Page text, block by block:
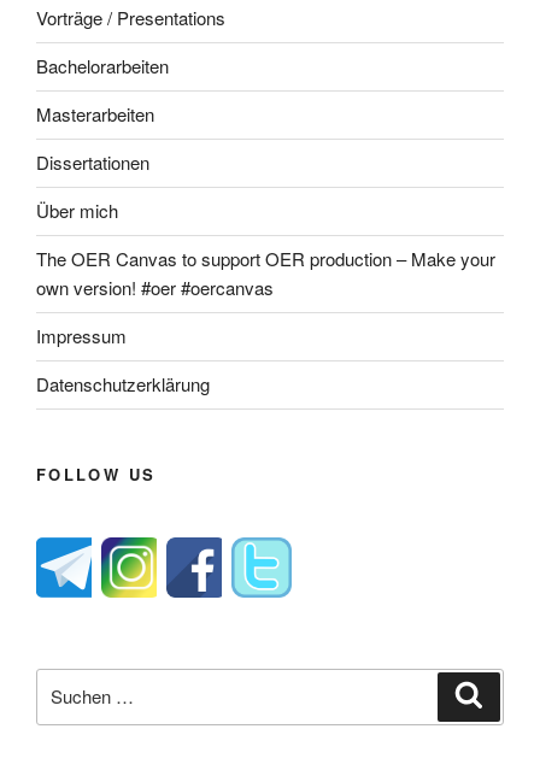
Vorträge / Presentations
Bachelorarbeiten
Masterarbeiten
Dissertationen
Über mich
The OER Canvas to support OER production – Make your
own version! #oer #oercanvas
Impressum
Datenschutzerklärung
FOLLOW US
nach: